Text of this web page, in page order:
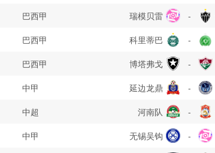
巴西甲 瑞模贝雷 -
巴西甲 科里蒂巴 -
巴西甲 博塔弗戈 -
中甲 延边龙鼎 -
中超 河南队 -
中甲 无锡吴钩 -